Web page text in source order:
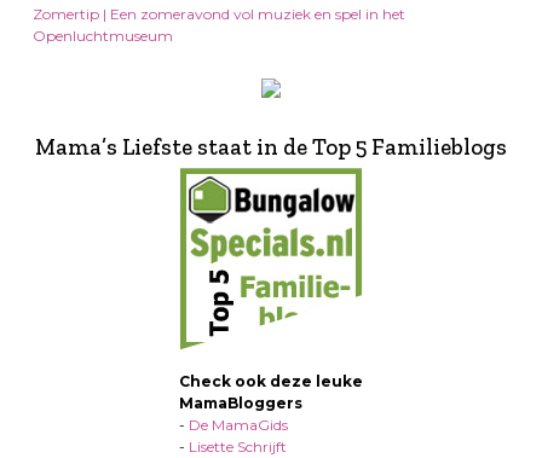
Zomertip | Een zomeravond vol muziek en spel in het
Openluchtmuseum
Mama’s Liefste staat in de Top 5 Familieblogs
Check ook deze leuke
MamaBloggers
- De MamaGids
- Lisette Schrijft